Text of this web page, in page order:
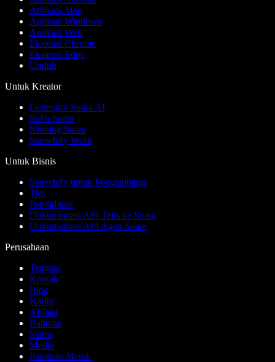
Aplikasi Mac
Aplikasi Windows
Aplikasi Web
Ekstensi Chrome
Ekstensi Edge
Unduh
Untuk Kreator
Generator Suara AI
Sulih Suara
Kloning Suara
Speechify Work
Untuk Bisnis
Speechify untuk Pengembang
Tim
Pendidikan
Dokumentasi API Teks ke Suara
Dokumentasi API Agen Suara
Perusahaan
Tentang
Kontak
Blog
Karier
Afiliasi
Bantuan
Status
Media
Panduan Merek